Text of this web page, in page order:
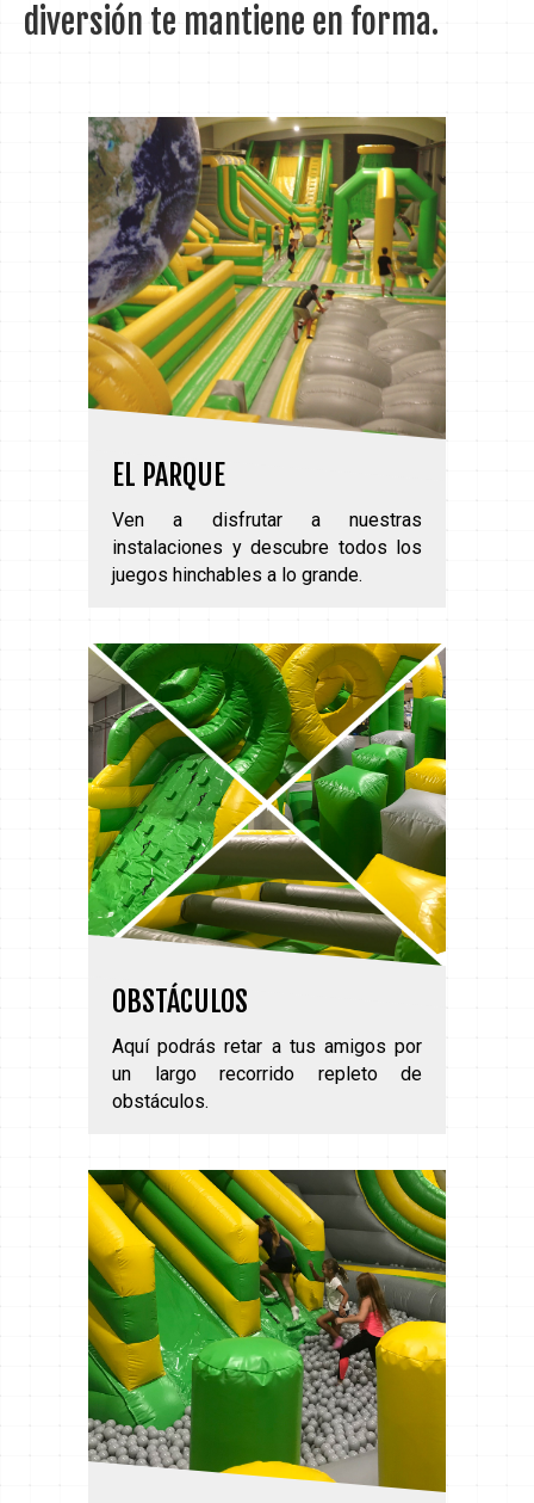
diversión te mantiene en forma.
EL PARQUE
Ven a disfrutar a nuestras
instalaciones y descubre todos los
juegos hinchables a lo grande.
OBSTÁCULOS
Aquí podrás retar a tus amigos por
un largo recorrido repleto de
obstáculos.